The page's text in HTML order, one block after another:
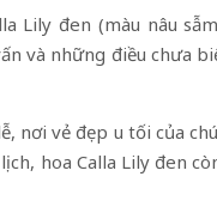
Lily đen (màu nâu
và những điều chưa
nơi vẻ đẹp u tối của
hoa Calla Lily đen